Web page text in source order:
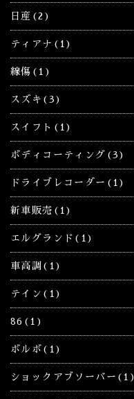
日産(2)
ティアナ(1)
線傷(1)
スズキ(3)
スイフト(1)
ボディコーティング(3)
ドライブレコーダー(1)
新車販売(1)
エルグランド(1)
車高調(1)
テイン(1)
86(1)
ボルボ(1)
ショックアブソーバー(1)